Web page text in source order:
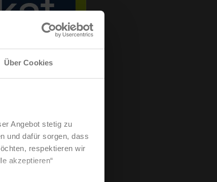
Über Cookies
Angebot stetig zu
und dafür sorgen, dass
respektieren wir
akzeptieren“